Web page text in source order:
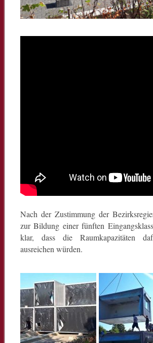
Nach der Zustimmung der
zur Bildung einer fünften
klar, dass die Raumkapazitäten
ausreichen würden.